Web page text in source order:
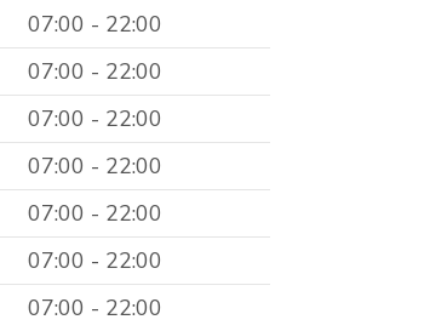
07:00 - 22:00
07:00 - 22:00
07:00 - 22:00
07:00 - 22:00
07:00 - 22:00
07:00 - 22:00
07:00 - 22:00